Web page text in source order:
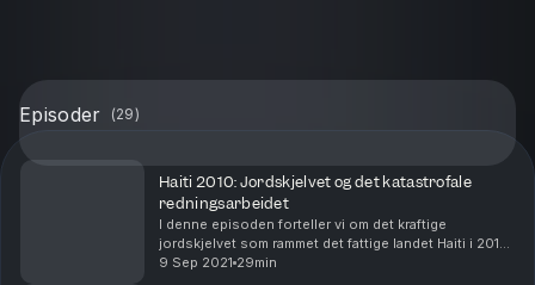
Episoder (29)
Haiti 2010: Jordskjelvet og det katastrofale
redningsarbeidet
I denne episoden forteller vi om det kraftige
jordskjelvet som rammet det fattige landet Haiti i 2010,
som den dag i dag fortsatt ikke har kommet seg etter
9 Sep 2021 29min